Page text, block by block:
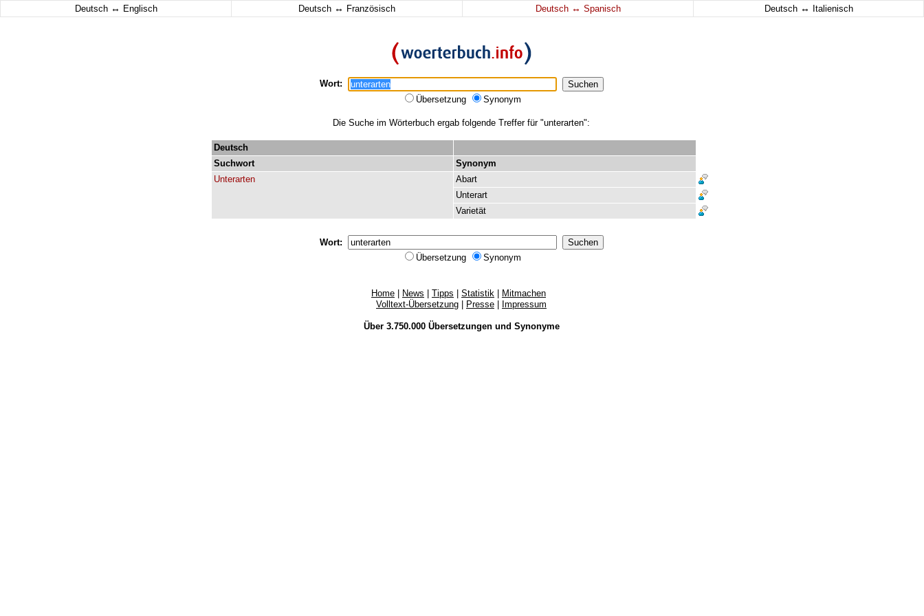
Deutsch ↔ Englisch Deutsch ↔ Französisch Deutsch ↔ Spanisch Deutsch ↔ Italienisch
Wort:
Übersetzung
Synonym
Die Suche im Wörterbuch ergab folgende Treffer für "unterarten":
Deutsch
Suchwort
Synonym
Unterarten
Abart
Unterart
Varietät
Wort:
Übersetzung
Synonym
Home News Tipps Statistik
Mitmachen
Volltext-Übersetzung
Presse Impressum
Über 3.750.000 Übersetzungenund Synonyme